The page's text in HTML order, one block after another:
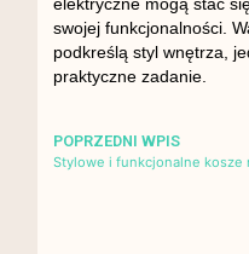
swojej funkcjonalności.
podkreślą styl wnętrza,
praktyczne zadanie.
POPRZEDNI WPIS